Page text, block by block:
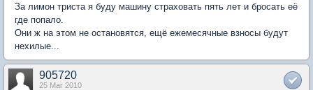
За лимон триста я буду машину страховать пять лет и бросать её
где попало.
Они ж на этом не остановятся, ещё ежемесячные взносы будут
нехилые...
905720
25 Mar 2010